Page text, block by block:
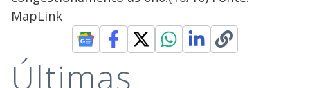
MapLink
Últimas